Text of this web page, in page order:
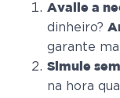
Avalie a
dinheiro?
garante
Simule
na hora